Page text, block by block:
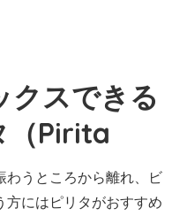
クスできる
（Pirita
わうところから離れ、ビ
方にはピリタがおすすめ